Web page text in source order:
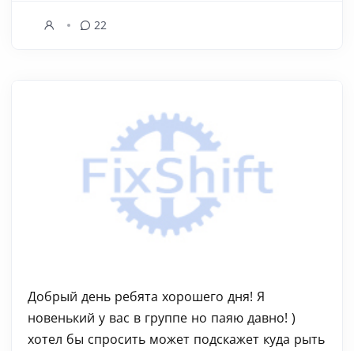
22
Добрый день ребята хорошего дня! Я
новенький у вас в группе но паяю давно! )
хотел бы спросить может подскажет куда рыть